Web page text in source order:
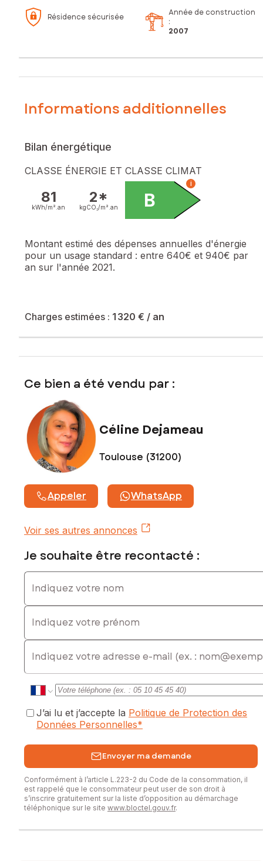
Résidence sécurisée
Année de construction
:
2007
Informations additionnelles
Bilan énergétique
CLASSE ÉNERGIE ET CLASSE CLIMAT
81
kWh/m². an
2*
kgCO₂/m². an B
i
Montant estimé des dépenses annuelles d'énergie
pour un usage standard : entre 640€ et 940€ par
an sur l'année 2021.
Charges estimées : 1 320 € / an
Ce bien a été vendu par :
Céline Dejameau
Toulouse (31200)
Appeler WhatsApp
Voir ses autres annonces
Je souhaite être recontacté :
Indiquez votre nom
Indiquez votre prénom
E-mail
J’ai lu et j’accepte la Politique de Protection des
Données Personnelles*
Envoyer ma demande
Conformément à l’article L.223-2 du Code de la consommation, il
est rappelé que le consommateur peut user de son droit à
s’inscrire gratuitement sur la liste d’opposition au démarchage
téléphonique sur le site www.bloctel.gouv.fr.